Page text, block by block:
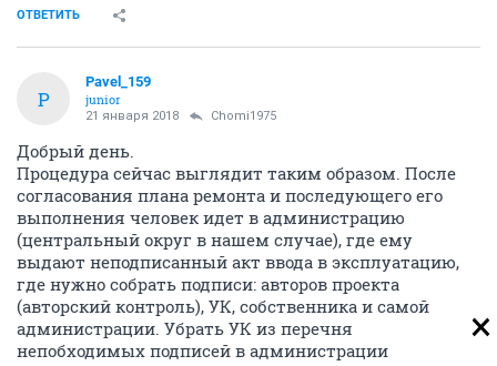
ОТВЕТИТЬ
P
Pavel_159
junior
21 января 2018 Chomi1975
Добрый день.
Процедура сейчас выглядит таким образом. После
согласования плана ремонта и последующего его
выполнения человек идет в администрацию
(центральный округ в нашем случае), где ему
выдают неподписанный акт ввода в эксплуатацию,
где нужно собрать подписи: авторов проекта
(авторский контроль), УК, собственника и самой
администрации. Убрать УК из перечня
непобходимых подписей в администрации